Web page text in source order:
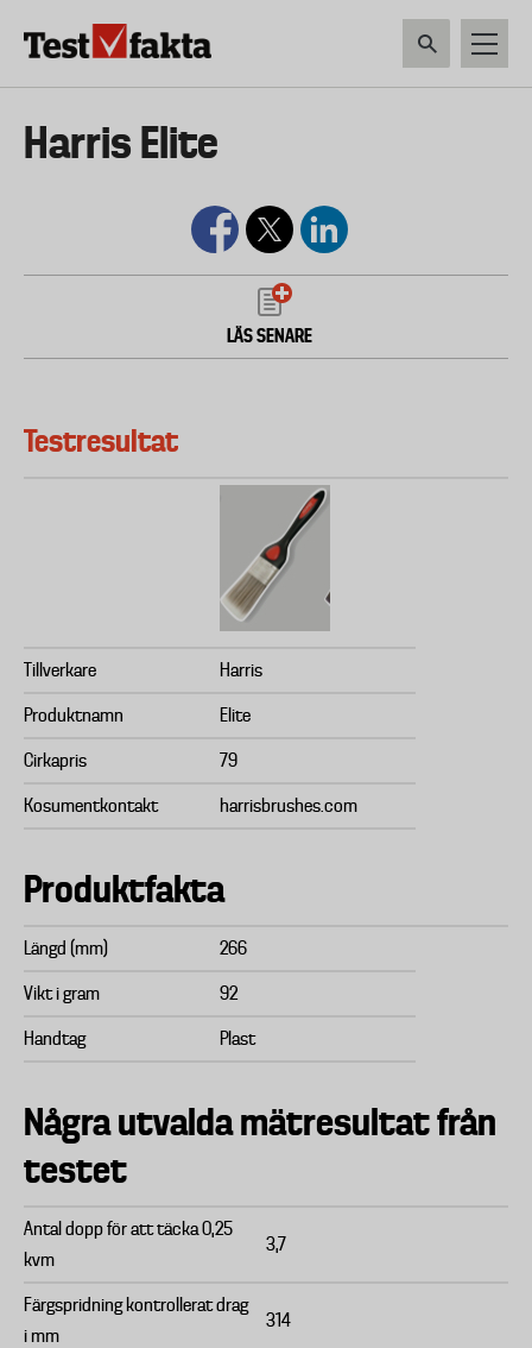
Huvudmeny
ny
Harris Elite
LÄS SENARE
Testresultat
Tillverkare Harris
Produktnamn Elite
Cirkapris 79
Kosumentkontakt harrisbrushes.com
Produktfakta
Längd (mm) 266
Vikt i gram 92
Handtag Plast
Några utvalda mätresultat från
testet
Antal dopp för att täcka 0,25
kvm
3,7
Färgspridning kontrollerat drag
i mm
314